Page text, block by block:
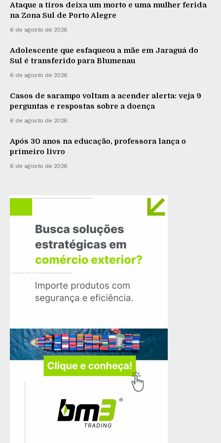
Ataque a tiros deixa um morto e uma mulher ferida
na Zona Sul de Porto Alegre
6 de agosto de 2026
Adolescente que esfaqueou a mãe em Jaraguá do
Sul é transferido para Blumenau
6 de agosto de 2026
Casos de sarampo voltam a acender alerta: veja 9
perguntas e respostas sobre a doença
6 de agosto de 2026
Após 30 anos na educação, professora lança o
primeiro livro
6 de agosto de 2026